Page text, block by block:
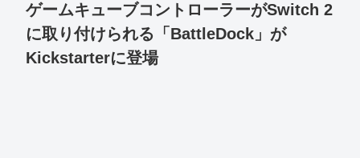
ゲームキューブコントローラーがSwitch 2
に取り付けられる「BattleDock」が
Kickstarterに登場